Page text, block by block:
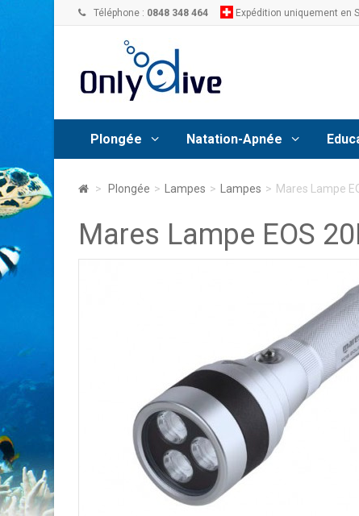
Téléphone : 0848 348 464 Expédition uniquement en
Plongée Natation-Apnée
> Plongée > Lampes > Lampes > Mares Lampe
Mares Lampe EOS